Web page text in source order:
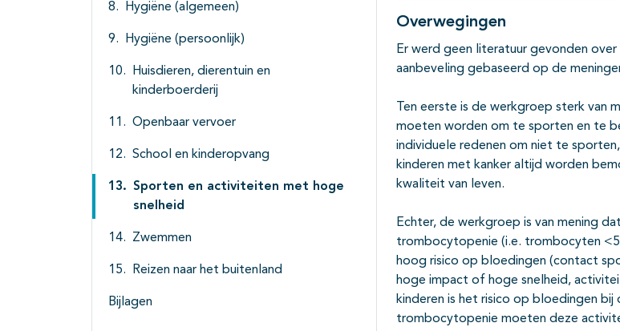
Hygiëne (algemeen)
Hygiëne (persoonlijk)
Huisdieren, dierentuin en
kinderboerderij
Openbaar vervoer
School en kinderopvang
Sporten en activiteiten met hoge
snelheid
Zwemmen
Reizen naar het buitenland
Bijlagen
Overwegingen
Er werd geen literatuur gevonden
aanbeveling gebaseerd op de
Ten eerste is de werkgroep sterk van
moeten worden om te sporten en te
individuele redenen om niet te
kinderen met kanker altijd worden
kwaliteit van leven.
Echter, de werkgroep is van mening
trombocytopenie (i.e. trombocyten
hoog risico op bloedingen (contact
hoge impact of hoge snelheid,
kinderen is het risico op bloedingen
trombocytopenie moeten deze